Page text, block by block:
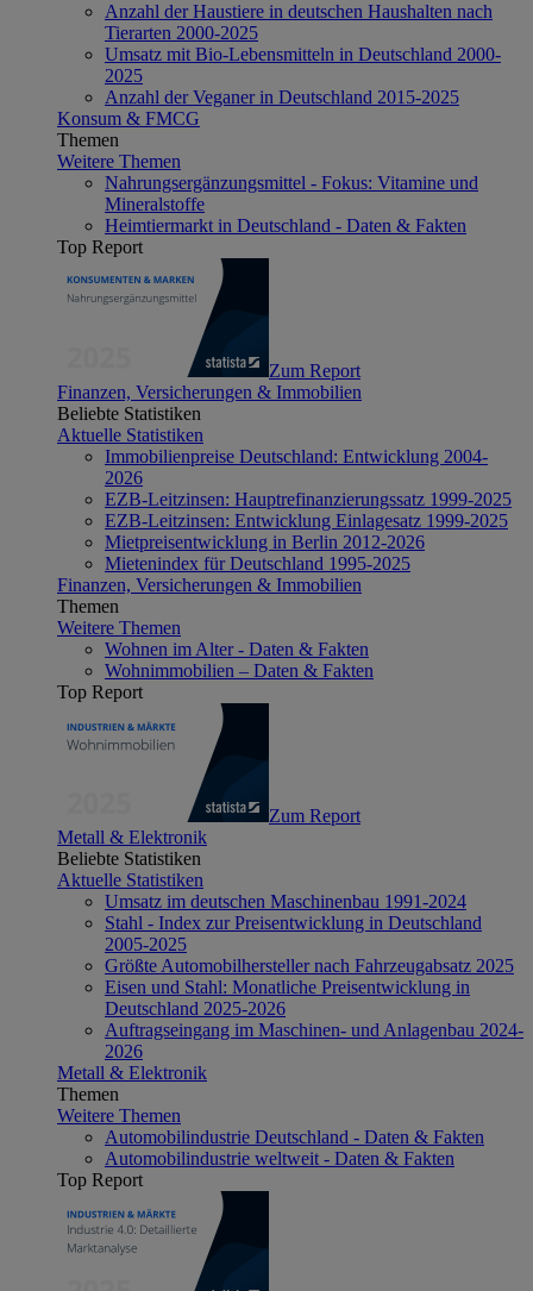
Anzahl der Haustiere in deutschen Haushalten nach
Tierarten 2000-2025
Umsatz mit Bio-Lebensmitteln in Deutschland 2000-
2025
Anzahl der Veganer in Deutschland 2015-2025
Konsum & FMCG
Themen
Weitere Themen
Nahrungsergänzungsmittel - Fokus: Vitamine und
Mineralstoffe
Heimtiermarkt in Deutschland - Daten & Fakten
Top Report
Zum Report
Finanzen, Versicherungen & Immobilien
Beliebte Statistiken
Aktuelle Statistiken
Immobilienpreise Deutschland: Entwicklung 2004-
2026
EZB-Leitzinsen: Hauptrefinanzierungssatz 1999-2025
EZB-Leitzinsen: Entwicklung Einlagesatz 1999-2025
Mietpreisentwicklung in Berlin 2012-2026
Mietenindex für Deutschland 1995-2025
Finanzen, Versicherungen & Immobilien
Themen
Weitere Themen
Wohnen im Alter - Daten & Fakten
Wohnimmobilien – Daten & Fakten
Top Report
Zum Report
Metall & Elektronik
Beliebte Statistiken
Aktuelle Statistiken
Umsatz im deutschen Maschinenbau 1991-2024
Stahl - Index zur Preisentwicklung in Deutschland
2005-2025
Größte Automobilhersteller nach Fahrzeugabsatz 2025
Eisen und Stahl: Monatliche Preisentwicklung in
Deutschland 2025-2026
Auftragseingang im Maschinen- und Anlagenbau 2024-
2026
Metall & Elektronik
Themen
Weitere Themen
Automobilindustrie Deutschland - Daten & Fakten
Automobilindustrie weltweit - Daten & Fakten
Top Report